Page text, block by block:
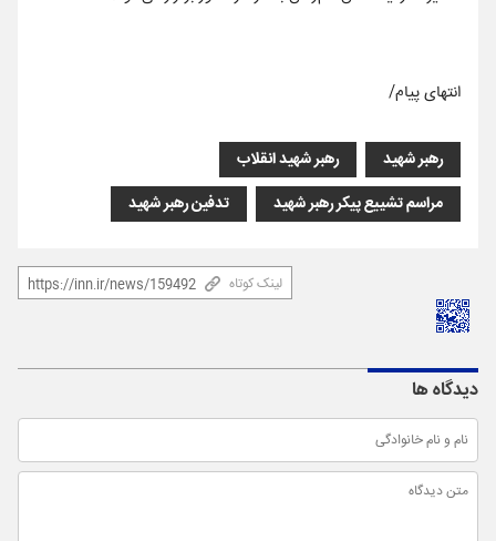
انتهای پیام/
رهبر شهید
رهبر شهید انقلاب
مراسم تشییع پیکر رهبر شهید
تدفین رهبر شهید
لینک کوتاه
دیدگاه ها